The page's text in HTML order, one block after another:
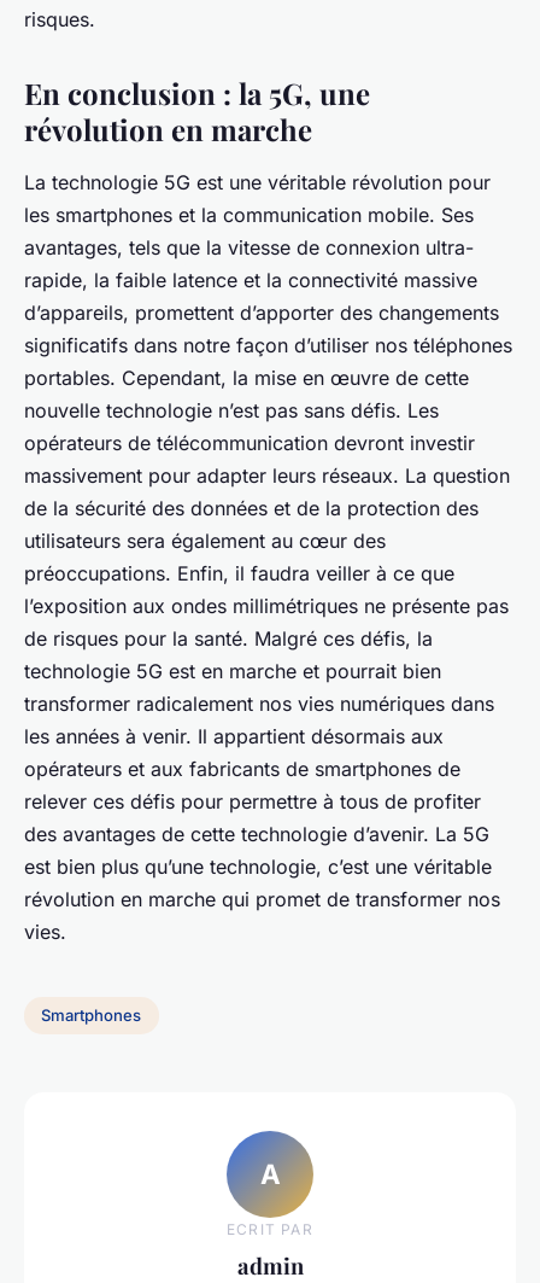
risques.
En conclusion : la 5G, une
révolution en marche
La technologie 5G est une véritable révolution pour
les smartphones et la communication mobile. Ses
avantages, tels que la vitesse de connexion ultra-
rapide, la faible latence et la connectivité massive
d’appareils, promettent d’apporter des changements
significatifs dans notre façon d’utiliser nos téléphones
portables. Cependant, la mise en œuvre de cette
nouvelle technologie n’est pas sans défis. Les
opérateurs de télécommunication devront investir
massivement pour adapter leurs réseaux. La question
de la sécurité des données et de la protection des
utilisateurs sera également au cœur des
préoccupations. Enfin, il faudra veiller à ce que
l’exposition aux ondes millimétriques ne présente pas
de risques pour la santé. Malgré ces défis, la
technologie 5G est en marche et pourrait bien
transformer radicalement nos vies numériques dans
les années à venir. Il appartient désormais aux
opérateurs et aux fabricants de smartphones de
relever ces défis pour permettre à tous de profiter
des avantages de cette technologie d’avenir. La 5G
est bien plus qu’une technologie, c’est une véritable
révolution en marche qui promet de transformer nos
vies.
Smartphones
A
ECRIT PAR
admin